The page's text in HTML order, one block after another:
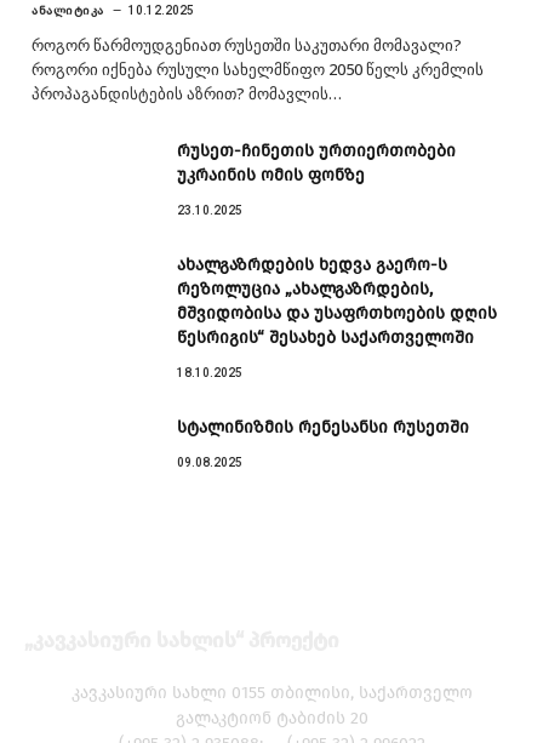
ᲐᲜᲐᲚᲘᲢᲘᲙᲐ 10.12.2025
როგორ წარმოუდგენიათ რუსეთში საკუთარი მომავალი?
როგორი იქნება რუსული სახელმწიფო 2050 წელს კრემლის
პროპაგანდისტების აზრით? მომავლის…
რუსეთ-ჩინეთის ურთიერთობები
უკრაინის ომის ფონზე
23.10.2025
ახალგაზრდების ხედვა გაერო-ს
რეზოლუცია „ახალგაზრდების,
მშვიდობისა და უსაფრთხოების დღის
წესრიგის“ შესახებ საქართველოში
18.10.2025
სტალინიზმის რენესანსი რუსეთში
09.08.2025
კავკასიური სახლი 0155 თბილისი, საქართველო
გალაკტიონ ტაბიძის 20